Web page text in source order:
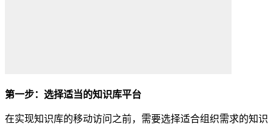
第一步：选择适当的知识库平台
在实现知识库的移动访问之前，需要选择适合组织需求的知识